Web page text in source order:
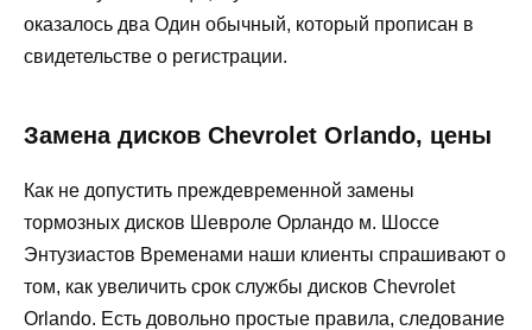
оказалось два Один обычный, который прописан в
свидетельстве о регистрации.
Замена дисков Chevrolet Orlando, цены
Как не допустить преждевременной замены
тормозных дисков Шевроле Орландо м. Шоссе
Энтузиастов Временами наши клиенты спрашивают о
том, как увеличить срок службы дисков Chevrolet
Orlando. Есть довольно простые правила, следование